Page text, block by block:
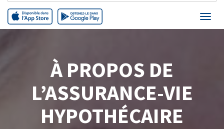
À PROPOS DE
L’ASSURANCE-VIE
HYPOTHÉCAIRE